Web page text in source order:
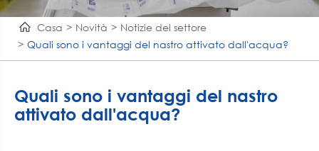
Casa Novità
Notizie del settore
Quali sono i vantaggi del nastro attivato dall'acqua?
Quali sono i vantaggi del nastro
attivato dall'acqua?